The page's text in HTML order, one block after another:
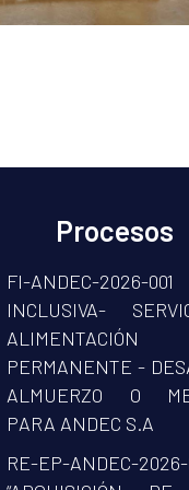
Procesos
FI-ANDEC-2026-
INCLUSIVA-
ALIMENTACIÓN
PERMANENTE -
ALMUERZO O
PARA ANDEC S.A
RE-EP-ANDEC-2026-